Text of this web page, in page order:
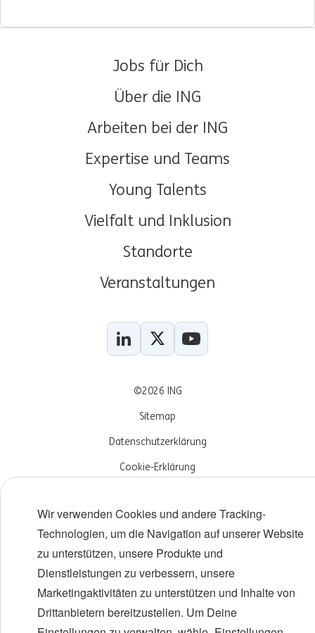
Jobs für Dich
Über die ING
Arbeiten bei der ING
Expertise und Teams
Young Talents
Vielfalt und Inklusion
Standorte
Veranstaltungen
LinkedIn
X YouTube
©2026 ING
Sitemap
Datenschutzerklärung
Cookie-Erklärung
Wir verwenden Cookies und andere Tracking-
Technologien, um die Navigation auf unserer Website
zu unterstützen, unsere Produkte und
Dienstleistungen zu verbessern, unsere
Marketingaktivitäten zu unterstützen und Inhalte von
Drittanbietern bereitzustellen. Um Deine